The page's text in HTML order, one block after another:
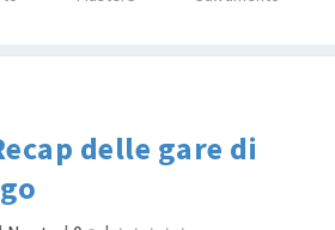
delle gare di